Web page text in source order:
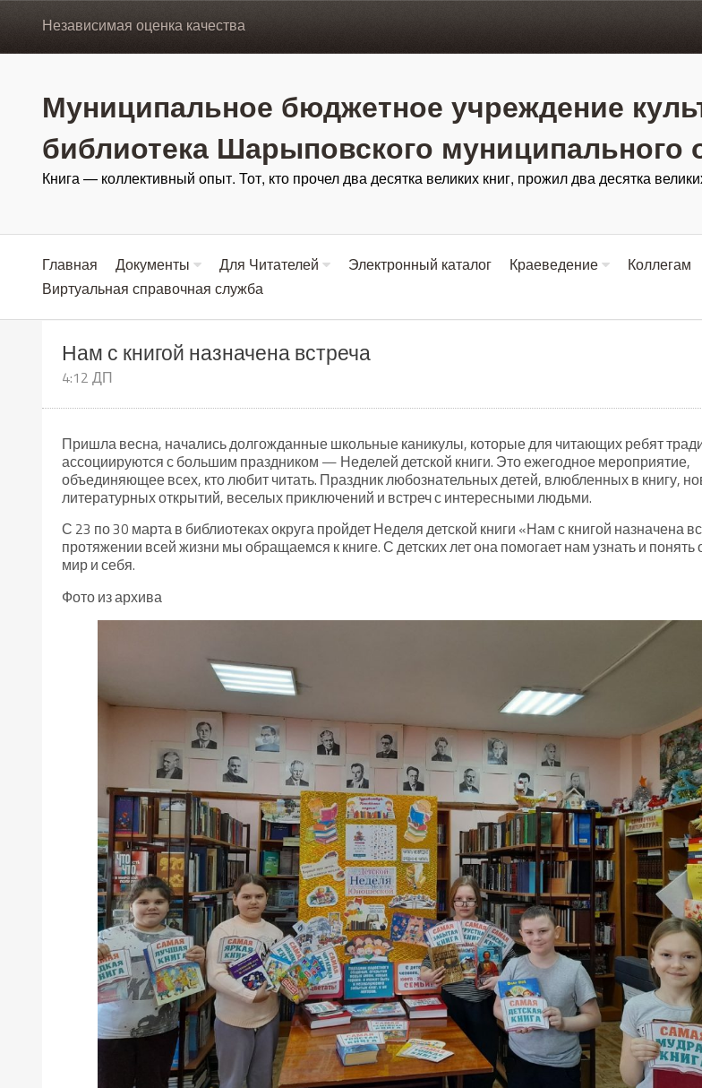
Независимая оценка качества
Муниципальное бюджетное учреждение
библиотека Шарыповского муниципального
Книга — коллективный опыт. Тот, кто прочел два десятка великих книг, прожил два десятка
Главная Документы Для Читателей Электронный каталог Краеведение Коллегам
Виртуальная справочная служба
Нам с книгой назначена встреча
4:12 ДП
Пришла весна, начались долгожданные школьные каникулы, которые для читающих ребят
ассоциируются с большим праздником — Неделей детской книги. Это ежегодное мероприятие,
объединяющее всех, кто любит читать. Праздник любознательных детей, влюбленных в книгу,
литературных открытий, веселых приключений и встреч с интересными людьми.
С 23 по 30 марта в библиотеках округа пройдет Неделя детской книги «Нам с книгой назначена
протяжении всей жизни мы обращаемся к книге. С детских лет она помогает нам узнать и
мир и себя.
Фото из архива